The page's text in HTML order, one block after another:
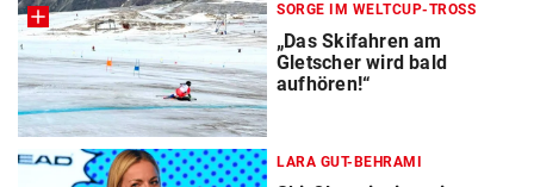
SORGE IM WELTCUP-TROSS
„Das Skifahren am
Gletscher wird bald
aufhören!“
LARA GUT-BEHRAMI